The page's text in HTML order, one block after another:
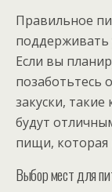
Правильное
поддерживать
Если вы
позаботьтесь
закуски,
будут
пищи, которая
Выбор мест для